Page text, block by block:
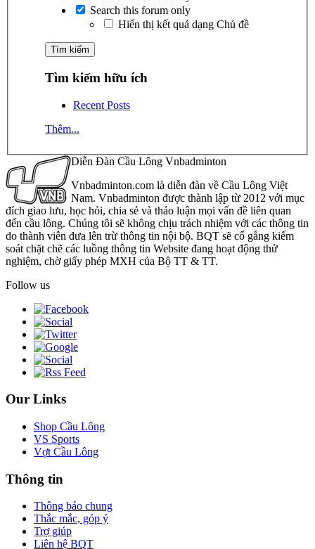
Search this forum only
Hiển thị kết quả dạng Chủ đề
Tìm kiếm hữu ích
Recent Posts
Thêm...
Diễn Đàn Cầu Lông Vnbadminton
Vnbadminton.com là diễn đàn về Cầu Lông Việt
Nam. Vnbadminton được thành lập từ 2012 với mục
đích giao lưu, học hỏi, chia sẻ và thảo luận mọi vấn đề liên quan
đến cầu lông. Chúng tôi sẽ không chịu trách nhiệm với các thông tin
do thành viên đưa lên trừ thông tin nội bộ. BQT sẽ cố gắng kiểm
soát chặt chẽ các luồng thông tin Website đang hoạt động thử
nghiệm, chờ giấy phép MXH của Bộ TT & TT.
Follow us
Our Links
Shop Cầu Lông
VS Sports
Vợt Cầu Lông
Thông tin
Thông báo chung
Thắc mắc, góp ý
Trợ giúp
Liên hệ BQT